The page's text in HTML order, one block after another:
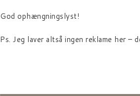
God ophængningslyst!
Ps. Jeg laver altså ingen reklame her